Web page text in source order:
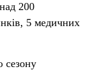
200
5 медичних
сезону